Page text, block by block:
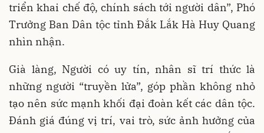
triển khai chế độ, chính sách tới người dân”, Phó
Trưởng Ban Dân tộc tỉnh Đắk Lắk Hà Huy Quang
nhìn nhận.
Già làng, Người có uy tín, nhân sĩ trí thức là
những người “truyền lửa”, góp phần không nhỏ
tạo nên sức mạnh khối đại đoàn kết các dân tộc.
Đánh giá đúng vị trí, vai trò, sức ảnh hưởng của